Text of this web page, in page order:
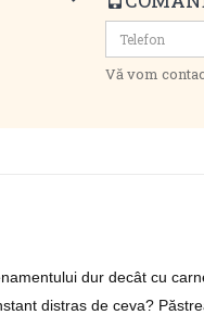
Vă vom
dur decât cu
distras de ceva?